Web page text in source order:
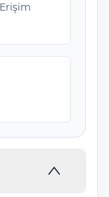
paylaş